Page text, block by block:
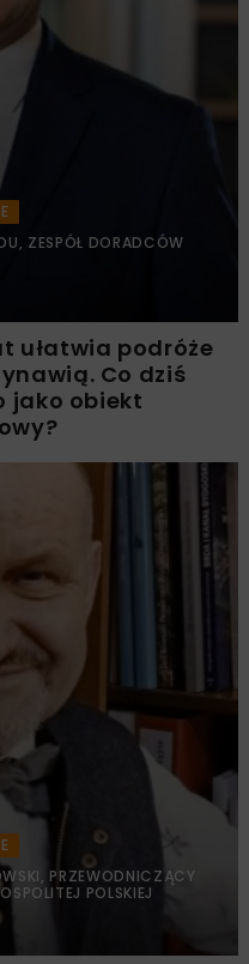
ZESPÓŁ DORADCÓW
ułatwia podróże
Co dziś
jako obiekt
PRZEWODNICZĄCY
POLSKIEJ